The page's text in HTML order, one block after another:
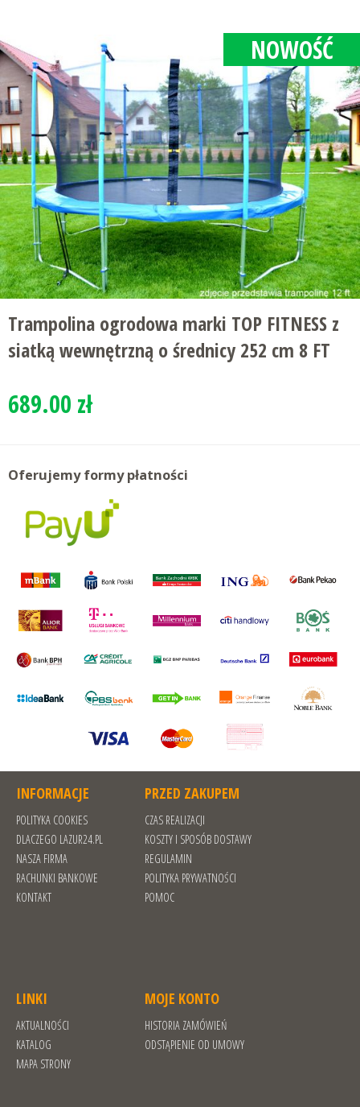
NOWOŚĆ
Trampolina ogrodowa marki TOP FITNESS z
siatką wewnętrzną o średnicy 252 cm 8 FT
689.00 zł
Oferujemy formy płatności
INFORMACJE
POLITYKA COOKIES
DLACZEGO LAZUR24.PL
NASZA FIRMA
RACHUNKI BANKOWE
KONTAKT
PRZED ZAKUPEM
CZAS REALIZACJI
KOSZTY I SPOSÓB DOSTAWY
REGULAMIN
POLITYKA PRYWATNOŚCI
POMOC
LINKI
AKTUALNOŚCI
KATALOG
MAPA STRONY
MOJE KONTO
HISTORIA ZAMÓWIEŃ
ODSTĄPIENIE OD UMOWY